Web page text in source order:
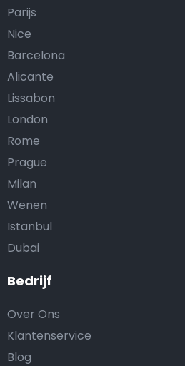
Bedrijf
Over Ons
Klantenservice
Blog
Parijs
Nice
Barcelona
Alicante
Lissabon
London
Rome
Prague
Milan
Wenen
Istanbul
Dubai